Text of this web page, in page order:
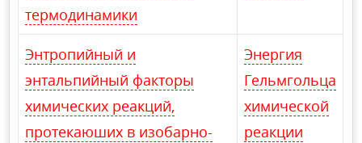
термодинамики
Энтропийный и
энтальпийный факторы
химических реакций,
протекаюших в изобарно-
Энергия
Гельмгольца
химической
реакции